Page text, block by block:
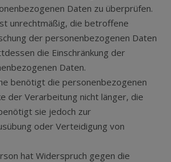
Daten zu überprüfen.
unrechtmäßig, die betroffene
der personenbezogenen Daten
die Einschränkung der
Daten.
benötigt die personenbezogenen
der Verarbeitung nicht länger, die
sie jedoch zur
oder Verteidigung von
hat Widerspruch gegen die